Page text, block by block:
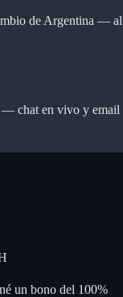
de Argentina —
— chat en vivo y email
un bono del 100%